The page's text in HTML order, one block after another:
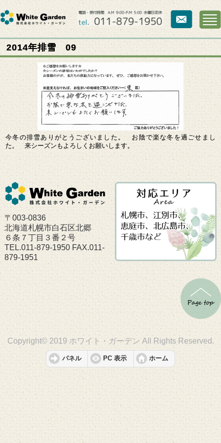
2014年排雪 09
今冬の排雪ありがとうございました。 お陰で楽な冬を過ごせまし
た。 来シーズンもよろしくお願いします。
〒003-0836
北海道札幌市白石区北郷
６条７丁目３番２号
TEL.011-879-1950 FAX.011-
879-1951
Copyright© 2019 ホワイト・ガーデン All Rights Reserved.
パネル PC 表示 ホーム